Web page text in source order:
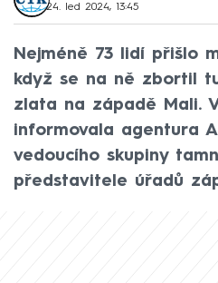
24. led 2024, 13:45
Nejméně 73 lidí přišlo
když se na ně zbortil
zlata na západě Mali.
informovala agentura
vedoucího skupiny
představitele úřadů